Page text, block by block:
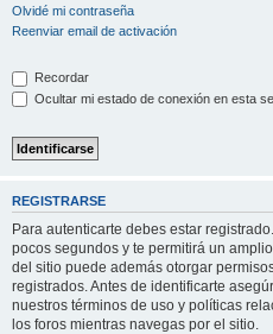
Olvidé mi contraseña
Reenviar email de activación
Recordar
Ocultar mi estado de conexión en esta
REGISTRARSE
Para autenticarte debes estar
pocos segundos y te permitirá un
del sitio puede además otorgar
registrados. Antes de identificarte
nuestros términos de uso y políticas
los foros mientras navegas por el sitio.